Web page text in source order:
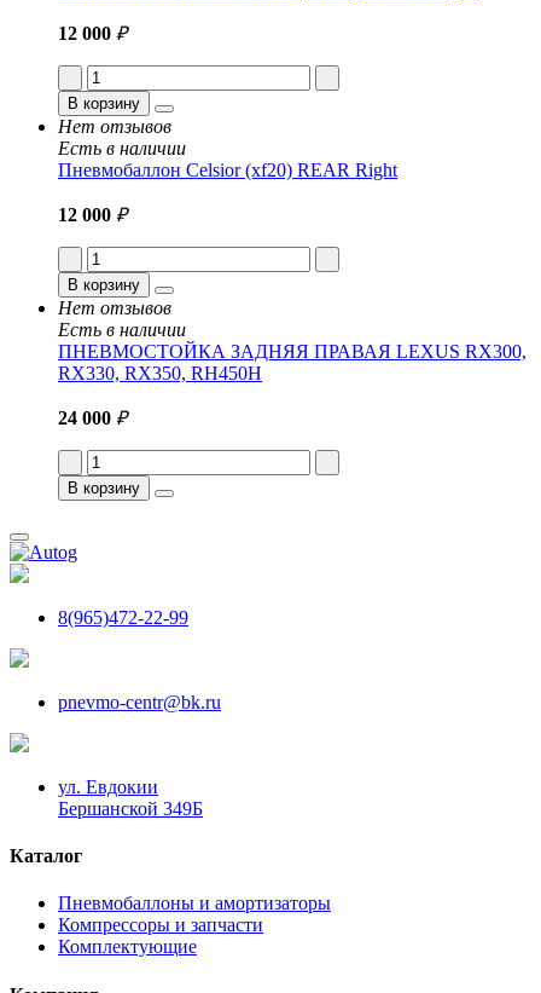
12 000 ₽
В корзину
Нет отзывов
Есть в наличии
Пневмобаллон Celsior (xf20) REAR Right
12 000 ₽
В корзину
Нет отзывов
Есть в наличии
ПНЕВМОСТОЙКА ЗАДНЯЯ ПРАВАЯ LEXUS RX300,
RX330, RX350, RH450H
24 000 ₽
В корзину
8(965)472-22-99
pnevmo-centr@bk.ru
ул. Евдокии
Бершанской 349Б
Каталог
Пневмобаллоны и амортизаторы
Компрессоры и запчасти
Комплектующие